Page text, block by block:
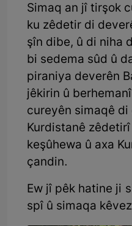
Simaq an jî tirşok
ku zêdetir di
şîn dibe, û di niha
bi sedema sûd û
piraniya deverên
jêkirin û
cureyên simaqê
Kurdistanê
keşûhewa û axa
çandin.
Ew jî pêk hatine ji
spî û simaqa